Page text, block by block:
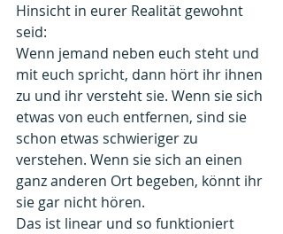
Hinsicht in eurer Realität gewohnt
seid:
Wenn jemand neben euch steht und
mit euch spricht, dann hört ihr ihnen
zu und ihr versteht sie. Wenn sie sich
etwas von euch entfernen, sind sie
schon etwas schwieriger zu
verstehen. Wenn sie sich an einen
ganz anderen Ort begeben, könnt ihr
sie gar nicht hören.
Das ist linear und so funktioniert